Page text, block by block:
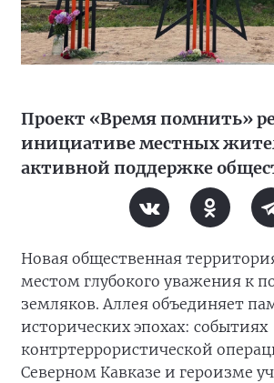
Проект «Время помнить»
инициативе местных
активной поддержке
Новая общественная
местом глубокого уважения к
земляков. Аллея объединяет
исторических эпохах: событиях
контртеррористической
Северном Кавказе и героизме